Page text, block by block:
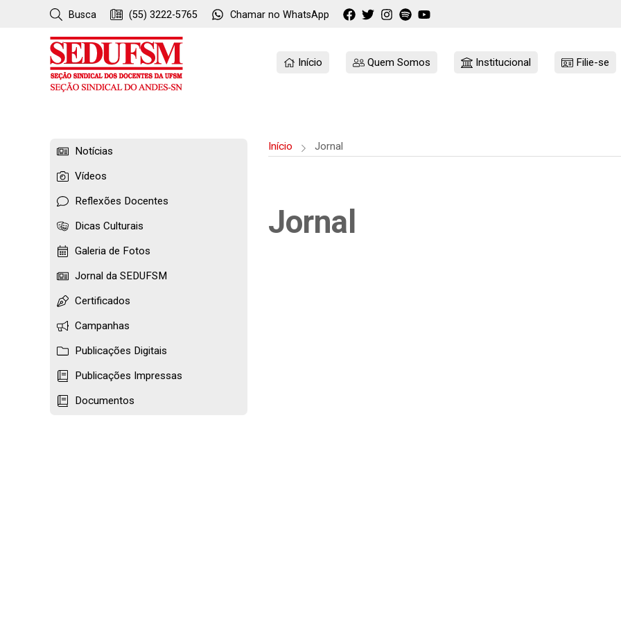
Busca (55) 3222-5765 Chamar no WhatsApp
Início Quem Somos Institucional Filie-se
Notícias
Vídeos
Reflexões Docentes
Dicas Culturais
Galeria de Fotos
Jornal da SEDUFSM
Certificados
Campanhas
Publicações Digitais
Publicações Impressas
Documentos
Início Jornal
Jornal